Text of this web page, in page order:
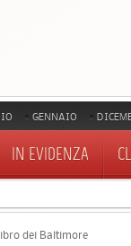
GENNAIO
IN EVIDENZA
dei Baltimore